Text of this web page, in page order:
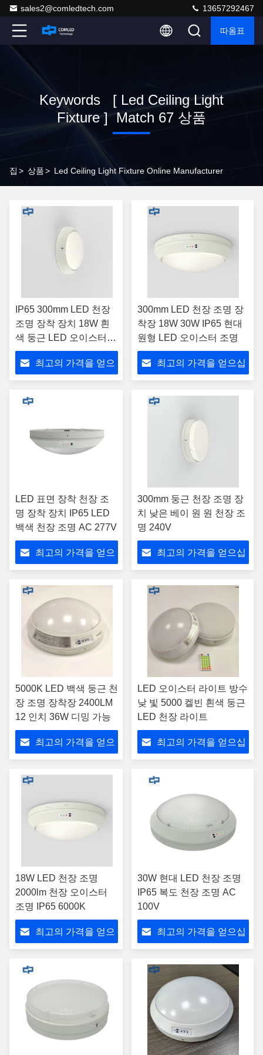
sales2@comledtech.com 13657292467
따옴표
Keywords [ Led Ceiling Light
Fixture ] Match 67 상품
집 > 상품> Led Ceiling Light Fixture Online Manufacturer
IP65 300mm LED 천장
조명 장착 장치 18W 흰
색 둥근 LED 오이스터
조명
최고의 가격을 얻으
300mm LED 천장 조명 장
착장 18W 30W IP65 현대
원형 LED 오이스터 조명
최고의 가격을 얻으십
LED 표면 장착 천장 조
명 장착 장치 IP65 LED
백색 천장 조명 AC 277V
최고의 가격을 얻으
300mm 둥근 천장 조명 장
치 낮은 베이 원 원 천장 조
명 240V
최고의 가격을 얻으십
5000K LED 백색 둥근 천
장 조명 장착장 2400LM
12 인치 36W 디밍 가능
최고의 가격을 얻으
LED 오이스터 라이트 방수
낮 빛 5000 켈빈 흰색 둥근
LED 천장 라이트
최고의 가격을 얻으십
18W LED 천장 조명
2000lm 천장 오이스터
조명 IP65 6000K
최고의 가격을 얻으
30W 현대 LED 천장 조명
IP65 복도 천장 조명 AC
100V
최고의 가격을 얻으십